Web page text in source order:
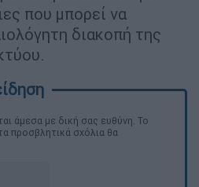
που μπορεί να
διακοπή της
άμεσα με δική σας ευθύνη. Το
προσβλητικά σχόλια θα